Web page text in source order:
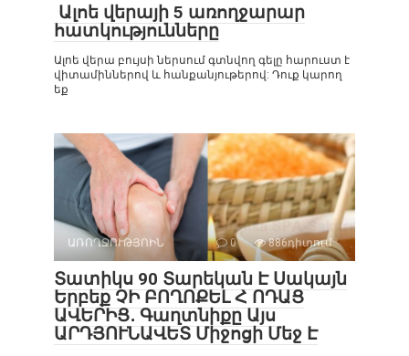
Ալոե վերայի 5 առողջարար
հատկությունները
Ալոե վերա բույսի ներսում գտնվող գելը հարուստ է
վիտամիններով և հանքանյութերով: Դուք կարող
եք
ԱՌՈՂՋՈՒԹՅՈԻՆ 0 886դիտում
Տատիկս 90 Տարեկան Է Սակայն
Երբեք ՉԻ ԲՈՂՈՔԵԼ Հ ՈԴԱՑ
ԱՎԵՐԻՑ․ Գաղտնիքը Այս
ԱՐԴՅՈՒՆԱՎԵՏ Միջոցի Մեջ Է